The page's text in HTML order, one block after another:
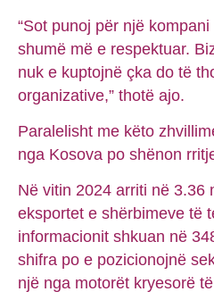
“Sot punoj për një
shumë më e respektuar.
nuk e kuptojnë çka do të
organizative,” thotë ajo.
Paralelisht me këto
nga Kosova po shënon
Në vitin 2024 arriti në 3.36
eksportet e shërbimeve të
informacionit shkuan në
shifra po e pozicionojnë
një nga motorët kryesorë